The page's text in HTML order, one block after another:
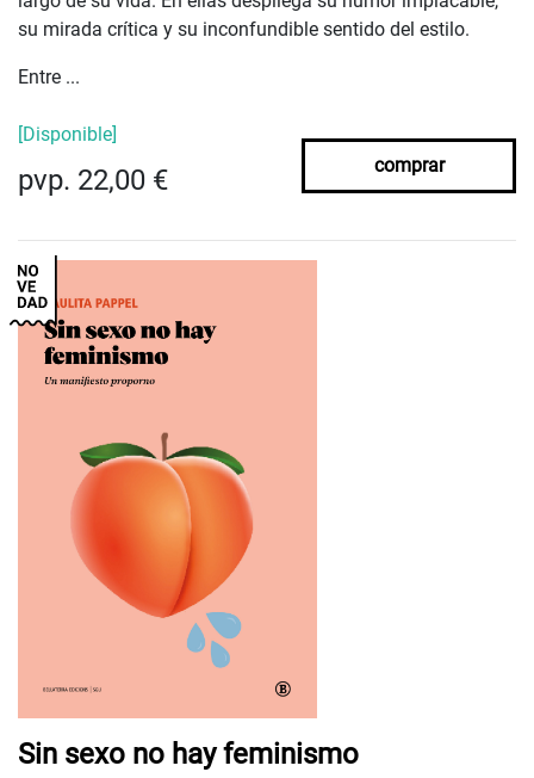
su mirada crítica y su inconfundible sentido del estilo.
Entre ...
[Disponible]
pvp. 22,00 € comprar
Sin sexo no hay feminismo